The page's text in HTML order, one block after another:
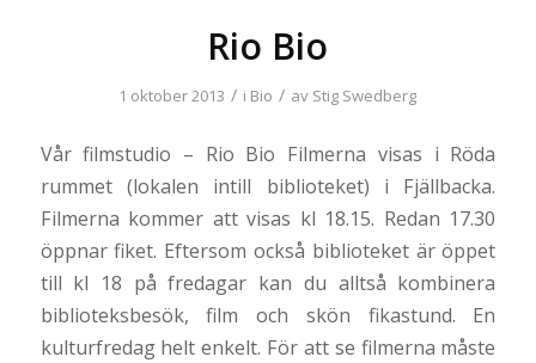
Rio Bio
1 oktober 2013 / i Bio / av Stig Swedberg
Vår filmstudio – Rio Bio Filmerna visas i Röda
rummet (lokalen intill biblioteket) i Fjällbacka.
Filmerna kommer att visas kl 18.15. Redan 17.30
öppnar fiket. Eftersom också biblioteket är öppet
till kl 18 på fredagar kan du alltså kombinera
biblioteksbesök, film och skön fikastund. En
kulturfredag helt enkelt. För att se filmerna måste